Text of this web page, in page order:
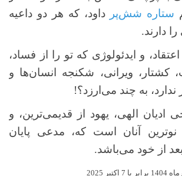
ستاره شش‌پر
داود، که هر دو داعیه
دارند.
اعتقاد، و ایدئولوژی که تو را از فساد،
کشتار، ویرانی، شکنجه انسان‌ها و
ندارد، به چند می‌ارزد؟!
ادیان الهی، یهود از قدیمی‌ترین، و
نوترین آنان است که، مدعی پایان
از خود می‌باشد.